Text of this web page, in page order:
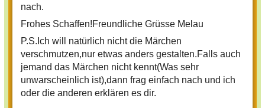
nach.
Frohes Schaffen!Freundliche Grüsse Melau
P.S.Ich will natürlich nicht die Märchen
verschmutzen,nur etwas anders gestalten.Falls auch
jemand das Märchen nicht kennt(Was sehr
unwarscheinlich ist),dann frag einfach nach und ich
oder die anderen erklären es dir.